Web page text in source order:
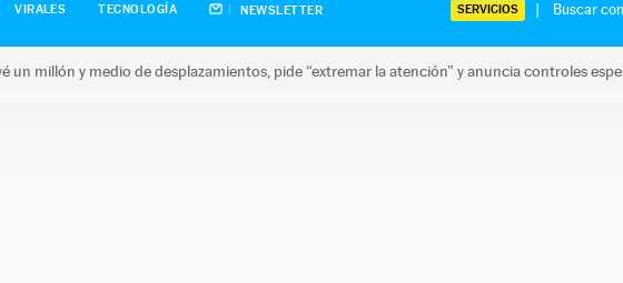
VIRALES TECNOLOGÍA NEWSLETTER SERVICIOS
un millón y medio de desplazamientos, pide “extremar la atención” y anuncia controles espe